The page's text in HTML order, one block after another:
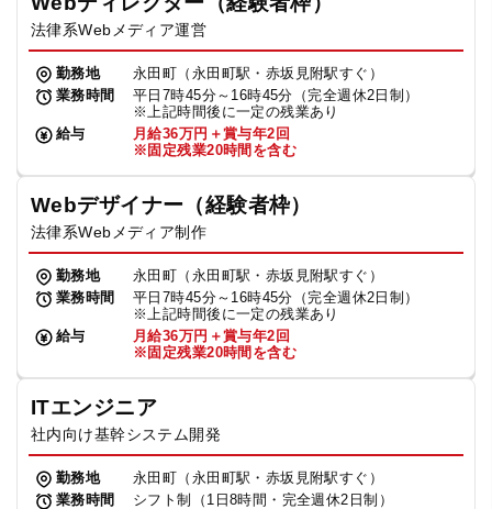
法律系Webメディア運営
勤務地
永田町（永田町駅・赤坂見附駅すぐ）
業務時間
平日7時45分～16時45分（完全週休2日制）
※上記時間後に一定の残業あり
給与
月給36万円＋賞与年2回
※固定残業20時間を含む
Webデザイナー（経験者枠）
法律系Webメディア制作
勤務地
永田町（永田町駅・赤坂見附駅すぐ）
業務時間
平日7時45分～16時45分（完全週休2日制）
※上記時間後に一定の残業あり
給与
月給36万円＋賞与年2回
※固定残業20時間を含む
ITエンジニア
社内向け基幹システム開発
勤務地
永田町（永田町駅・赤坂見附駅すぐ）
業務時間
シフト制（1日8時間・完全週休2日制）